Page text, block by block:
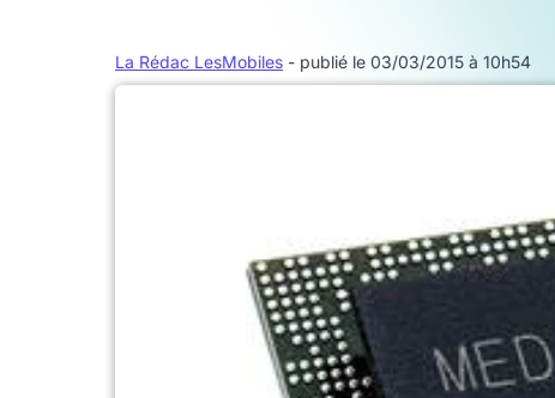
La Rédac LesMobiles - publié le 03/03/2015 à 10h54